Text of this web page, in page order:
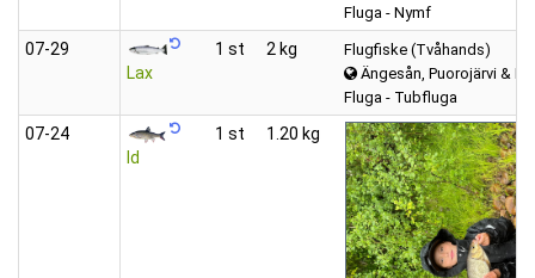
Fluga - Nymf
07‑29
Lax
1 st 2 kg
Flugfiske (Tvåhands)
Ängesån, Puorojärvi &
Fluga - Tubfluga
07‑24
Id
1 st 1.20 kg